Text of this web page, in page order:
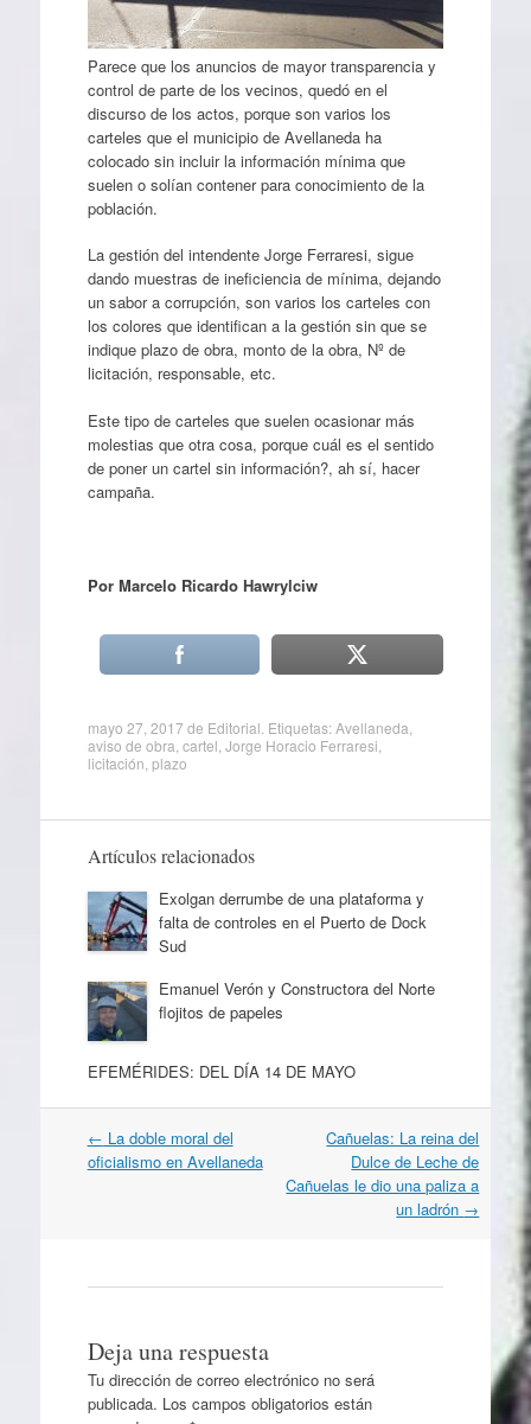
Parece que los anuncios de mayor transparencia y
control de parte de los vecinos, quedó en el
discurso de los actos, porque son varios los
carteles que el municipio de Avellaneda ha
colocado sin incluir la información mínima que
suelen o solían contener para conocimiento de la
población.
La gestión del intendente Jorge Ferraresi, sigue
dando muestras de ineficiencia de mínima, dejando
un sabor a corrupción, son varios los carteles con
los colores que identifican a la gestión sin que se
indique plazo de obra, monto de la obra, Nº de
licitación, responsable, etc.
Este tipo de carteles que suelen ocasionar más
molestias que otra cosa, porque cuál es el sentido
de poner un cartel sin información?, ah sí, hacer
campaña.
Por Marcelo Ricardo Hawrylciw
mayo 27, 2017 de Editorial . Etiquetas:Avellaneda
aviso de obra cartel Jorge Horacio Ferraresi
licitación plazo
Artículos relacionados
Exolgan derrumbe de una plataforma y
falta de controles en el Puerto de Dock
Sud
Emanuel Verón y Constructora del Norte
flojitos de papeles
EFEMÉRIDES: DEL DÍA 14 DE MAYO
Navegación
por
← La doble moral del
oficialismo en Avellaneda
Cañuelas: La reina del
Dulce de Leche de
Cañuelas le dio una paliza a
un ladrón →
Deja una respuesta
Tu dirección de correo electrónico no será
publicada. Los campos obligatorios están